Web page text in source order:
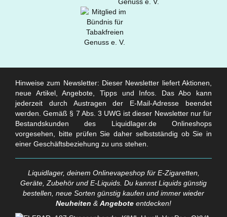
Hinweise zum Newsletter: Dieser Newsletter liefert Aktionen,
neue Artikel, Angebote, Tipps und Infos. Das Abo kann
jederzeit durch Austragen der E-Mail-Adresse beendet
werden. Gemäß § 7 Abs. 3 UWG ist dieser Newsletter nur für
Bestandskunden des Liquidlager.de Onlineshops
vorgesehen, bitte prüfen Sie daher selbstständig ob Sie in
einer Geschäftsbeziehung zu uns stehen.
Liquidlager, deinem Onlinevapeshop für E-Zigaretten,
Geräte, Zubehör und E-Liquids. Du kannst Liquids günstig
bestellen, neue Sorten günstig kaufen und immer wieder
Neuheiten & Angebote entdecken!